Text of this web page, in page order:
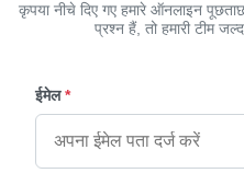
कृपया नीचे दिए गए हमारे ऑनलाइन
प्रश्न हैं, तो हमारी टीम
ईमेल *